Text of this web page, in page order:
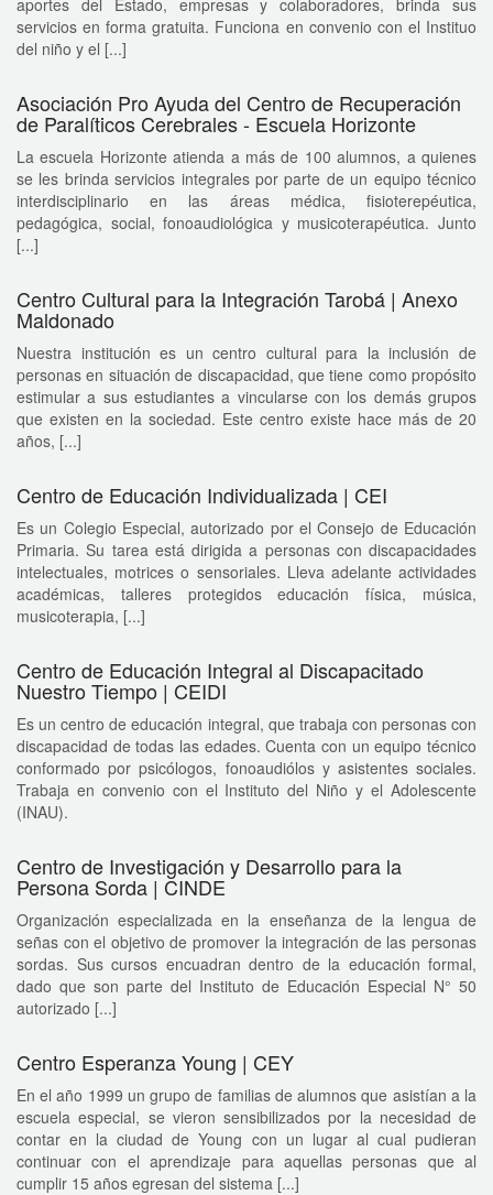
servicios en forma gratuita. Funciona en convenio con el Instituo
del niño y el [...]
Asociación Pro Ayuda del Centro de Recuperación
de Paralíticos Cerebrales - Escuela Horizonte
La escuela Horizonte atienda a más de 100 alumnos, a quienes
se les brinda servicios integrales por parte de un equipo técnico
interdisciplinario en las áreas médica, fisioterepéutica,
pedagógica, social, fonoaudiológica y musicoterapéutica. Junto
[...]
Centro Cultural para la Integración Tarobá | Anexo
Maldonado
Nuestra institución es un centro cultural para la inclusión de
personas en situación de discapacidad, que tiene como propósito
estimular a sus estudiantes a vincularse con los demás grupos
que existen en la sociedad. Este centro existe hace más de 20
años, [...]
Centro de Educación Individualizada | CEI
Es un Colegio Especial, autorizado por el Consejo de Educación
Primaria. Su tarea está dirigida a personas con discapacidades
intelectuales, motrices o sensoriales. Lleva adelante actividades
académicas, talleres protegidos educación física, música,
musicoterapia, [...]
Centro de Educación Integral al Discapacitado
Nuestro Tiempo | CEIDI
Es un centro de educación integral, que trabaja con personas con
discapacidad de todas las edades. Cuenta con un equipo técnico
conformado por psicólogos, fonoaudiólos y asistentes sociales.
Trabaja en convenio con el Instituto del Niño y el Adolescente
(INAU).
Centro de Investigación y Desarrollo para la
Persona Sorda | CINDE
Organización especializada en la enseñanza de la lengua de
señas con el objetivo de promover la integración de las personas
sordas. Sus cursos encuadran dentro de la educación formal,
dado que son parte del Instituto de Educación Especial N° 50
autorizado [...]
Centro Esperanza Young | CEY
En el año 1999 un grupo de familias de alumnos que asistían a la
escuela especial, se vieron sensibilizados por la necesidad de
contar en la ciudad de Young con un lugar al cual pudieran
continuar con el aprendizaje para aquellas personas que al
cumplir 15 años egresan del sistema [...]